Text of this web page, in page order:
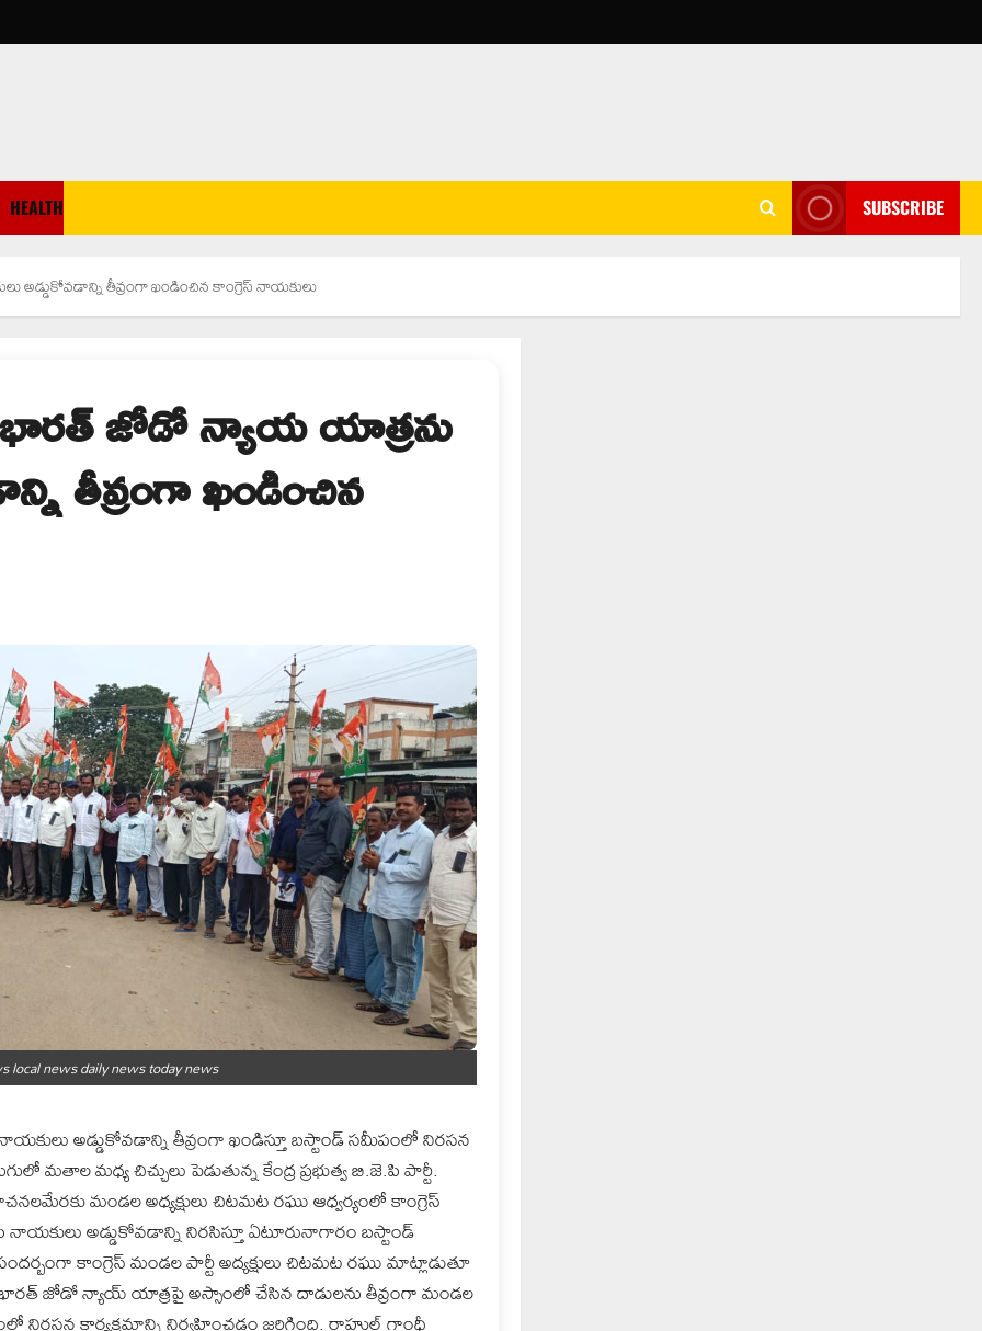
HEALTH SUBSCRIBE
తీవ్రంగా ఖండించిన కాంగ్రెస్ నాయకులు
భారత్ జోడో న్యాయ యాత్రను
తీవ్రంగా ఖండించిన
local news daily news today news
అడ్డుకోవడాన్ని తీవ్రంగా ఖండిస్తూ బస్టాండ్ సమీపంలో నిరసన
మతాల మధ్య చిచ్చులు పెడుతున్న కేంద్ర ప్రభుత్వ బి.జె.పి పార్టీ.
మండల అధ్యక్షులు చిటమట రఘు ఆధ్వర్యంలో కాంగ్రెస్
అడ్డుకోవడాన్ని నిరసిస్తూ ఏటూరునాగారం బస్టాండ్
కాంగ్రెస్ మండల పార్టీ అద్యక్షులు చిటమట రఘు మాట్లాడుతూ
జోడో న్యాయ్ యాత్రపై అస్సాంలో చేసిన దాడులను తీవ్రంగా మండల
నిరసన కార్యక్రమాన్ని నిర్వహించడం జరిగింది. రాహుల్ గాంధీ